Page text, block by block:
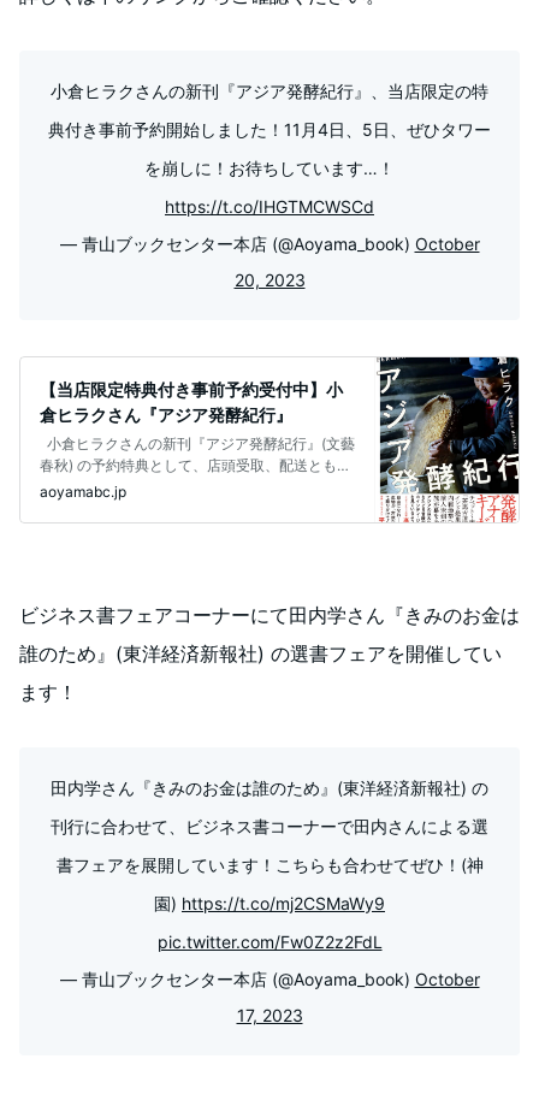
小倉ヒラクさんの新刊『アジア発酵紀行』、当店限定の特
典付き事前予約開始しました！11月4日、5日、ぜひタワー
を崩しに！お待ちしています…！
https://t.co/IHGTMCWSCd
— 青山ブックセンター本店 (@Aoyama_book) October
20, 2023
【当店限定特典付き事前予約受付中】小
倉ヒラクさん『アジア発酵紀行』
小倉ヒラクさんの新刊『アジア発酵紀行』(文藝
春秋) の予約特典として、店頭受取、配送とも
に、イラスト入りサイ
aoyamabc.jp
ビジネス書フェアコーナーにて田内学さん『きみのお金は
誰のため』(東洋経済新報社) の選書フェアを開催してい
ます！
田内学さん『きみのお金は誰のため』(東洋経済新報社) の
刊行に合わせて、ビジネス書コーナーで田内さんによる選
書フェアを展開しています！こちらも合わせてぜひ！(神
園) https://t.co/mj2CSMaWy9
pic.twitter.com/Fw0Z2z2FdL
— 青山ブックセンター本店 (@Aoyama_book) October
17, 2023